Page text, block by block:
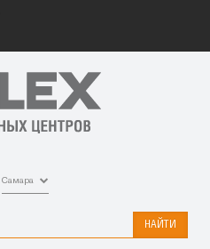
Самара
НАЙТИ